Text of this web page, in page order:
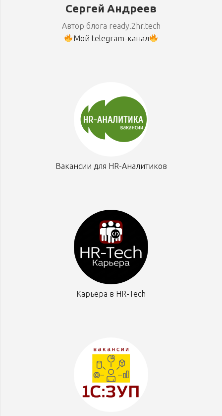
Сергей Андреев
Автор блога ready.2hr.tech
Мой telegram-канал
Вакансии для HR-Аналитиков
Карьера в HR-Tech